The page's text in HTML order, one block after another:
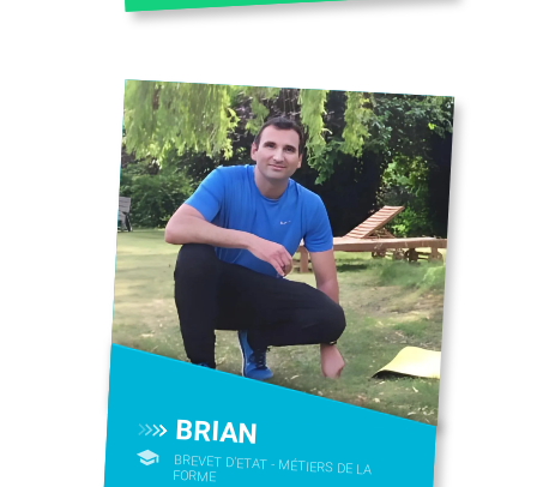
BRIAN
BREVET D'ETAT - MÉTIERS DE LA
FORME